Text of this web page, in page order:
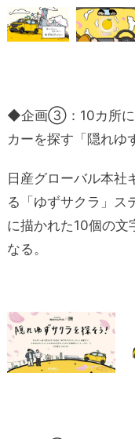
◆企画③：10カ所に
カーを探す「隠れゆ
日産グローバル本社
る「ゆずサクラ」ス
に描かれた10個の文
なる。